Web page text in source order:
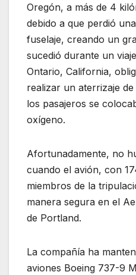
Oregón, a más de 4
debido a que perdió
fuselaje, creando un
sucedió durante un
Ontario, California,
realizar un aterrizaje
los pasajeros se
oxígeno.
Afortunadamente, no
cuando el avión, con
miembros de la
manera segura en el
de Portland.
La compañía ha
aviones Boeing 737-9